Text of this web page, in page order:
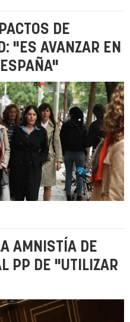
DE
"ES AVANZAR EN
AMNISTÍA DE
PP DE "UTILIZAR